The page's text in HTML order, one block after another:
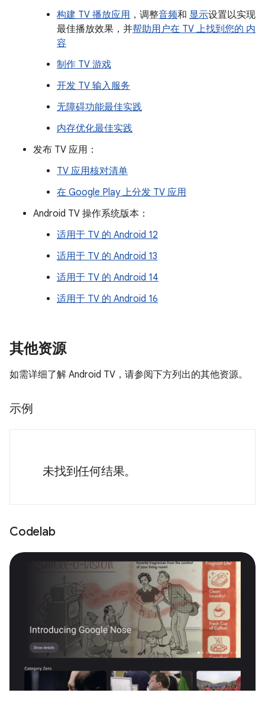
构建 TV 播放应用 ，调整音频和 显示设置以实现
最佳播放效果，并帮助用户在 TV 上找到您的 内
容
制作 TV 游戏
开发 TV 输入服务
无障碍功能最佳实践
内存优化最佳实践
发布 TV 应用：
TV 应用核对清单
在 Google Play 上分发 TV 应用
Android TV 操作系统版本：
适用于 TV 的 Android 12
适用于 TV 的 Android 13
适用于 TV 的 Android 14
适用于 TV 的 Android 16
其他资源
如需详细了解 Android TV，请参阅下方列出的其他资源。
示例
未找到任何结果。
Codelab